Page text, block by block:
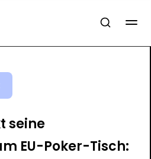
seine
EU-Poker-Tisch: